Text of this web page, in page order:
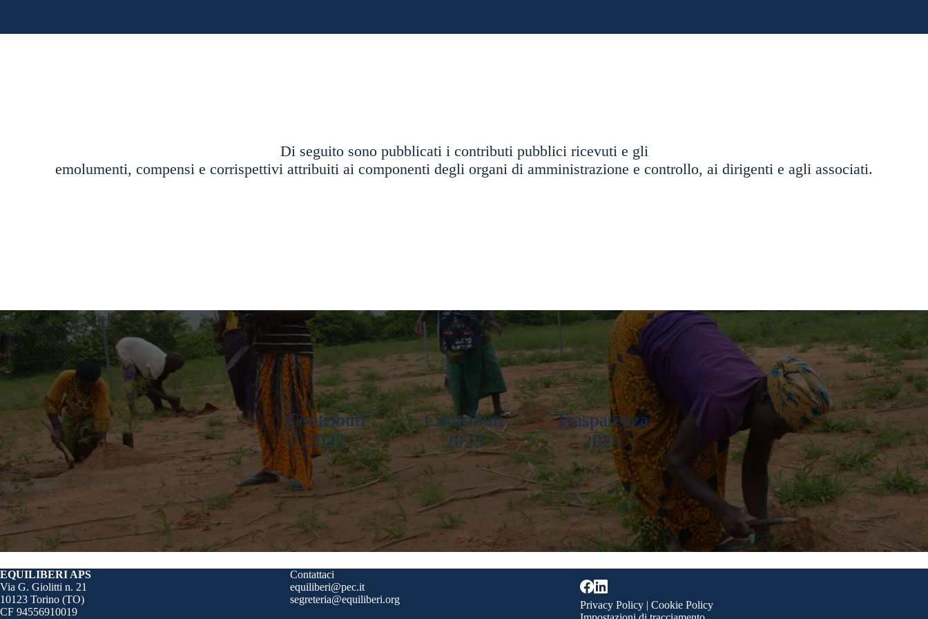
Di seguito sono pubblicati i contributi pubblici ricevuti e gli
emolumenti, compensi e corrispettivi attribuiti ai componenti degli organi di amministrazione e controllo, ai dirigenti e agli associati.
Contributi
2022
Contributi
2023
Trasparenza
2025
EQUILIBERI APS
Via G. Giolitti n. 21
10123 Torino (TO)
CF 94556910019
Contattaci
equiliberi@pec.it
segreteria@equiliberi.org
Privacy Policy| Cookie Policy